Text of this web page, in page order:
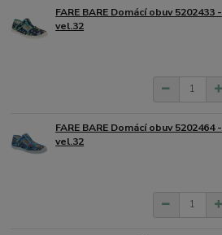
FARE BARE Domácí obuv 5202433 -
vel.32
FARE BARE Domácí obuv 5202464 -
vel.32